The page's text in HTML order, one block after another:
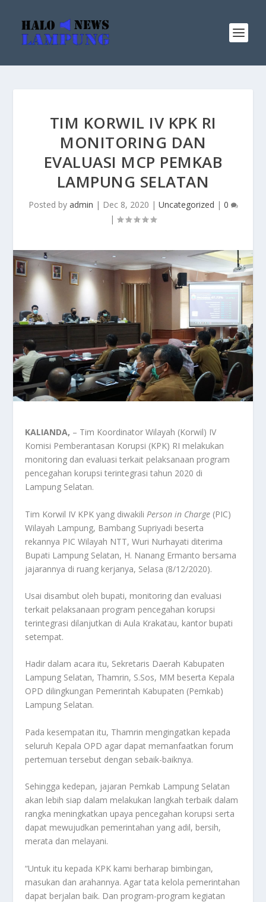
TIM KORWIL IV KPK RI
MONITORING DAN
EVALUASI MCP PEMKAB
LAMPUNG SELATAN
Posted by admin | Dec 8, 2020 | Uncategorized | 0
|
KALIANDA, – Tim Koordinator Wilayah (Korwil) IV
Komisi Pemberantasan Korupsi (KPK) RI melakukan
monitoring dan evaluasi terkait pelaksanaan program
pencegahan korupsi terintegrasi tahun 2020 di
Lampung Selatan.
Tim Korwil IV KPK yang diwakili Person in Charge (PIC)
Wilayah Lampung, Bambang Supriyadi beserta
rekannya PIC Wilayah NTT, Wuri Nurhayati diterima
Bupati Lampung Selatan, H. Nanang Ermanto bersama
jajarannya di ruang kerjanya, Selasa (8/12/2020).
Usai disambut oleh bupati, monitoring dan evaluasi
terkait pelaksanaan program pencegahan korupsi
terintegrasi dilanjutkan di Aula Krakatau, kantor bupati
setempat.
Hadir dalam acara itu, Sekretaris Daerah Kabupaten
Lampung Selatan, Thamrin, S.Sos, MM beserta Kepala
OPD dilingkungan Pemerintah Kabupaten (Pemkab)
Lampung Selatan.
Pada kesempatan itu, Thamrin mengingatkan kepada
seluruh Kepala OPD agar dapat memanfaatkan forum
pertemuan tersebut dengan sebaik-baiknya.
Sehingga kedepan, jajaran Pemkab Lampung Selatan
akan lebih siap dalam melakukan langkah terbaik dalam
rangka meningkatkan upaya pencegahan korupsi serta
dapat mewujudkan pemerintahan yang adil, bersih,
merata dan melayani.
“Untuk itu kepada KPK kami berharap bimbingan,
masukan dan arahannya. Agar tata kelola pemerintahan
dapat berjalan baik. Dan program-program kegiatan